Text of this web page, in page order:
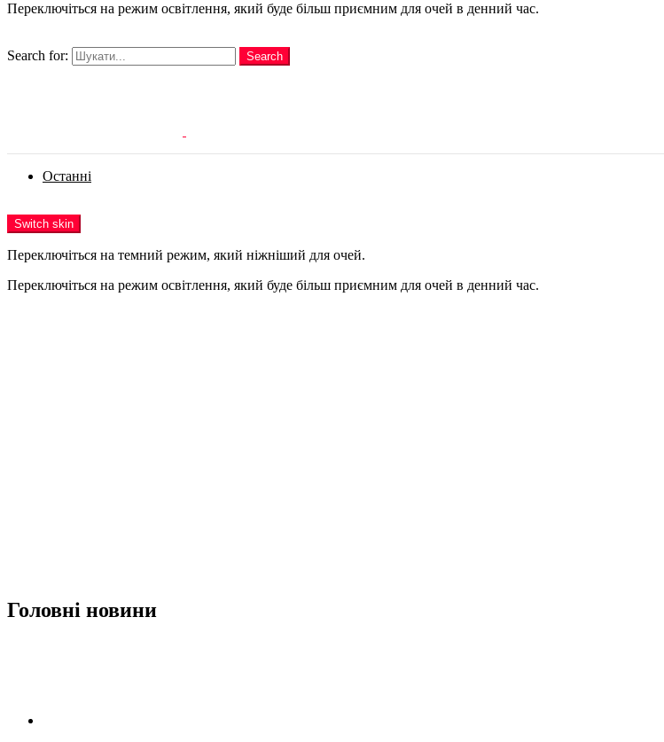
Переключіться на режим освітлення, який буде більш приємним для очей в денний час.
Search for:
Search
Останні
Switch skin
Переключіться на темний режим, який ніжніший для очей.
Переключіться на режим освітлення, який буде більш приємним для очей в денний час.
Головні новини